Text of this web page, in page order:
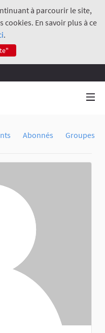
à parcourir le site,
En savoir plus à ce
.
Abonnés Groupes